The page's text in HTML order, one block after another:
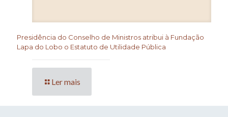
Presidência do Conselho de Ministros atribui à Fundação
Lapa do Lobo o Estatuto de Utilidade Pública
Ler mais